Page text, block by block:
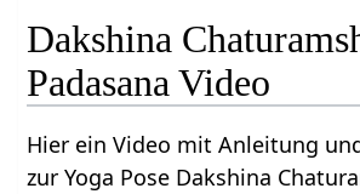
Dakshina
Padasana Video
Hier ein Video mit Anleitung
zur Yoga Pose Dakshina